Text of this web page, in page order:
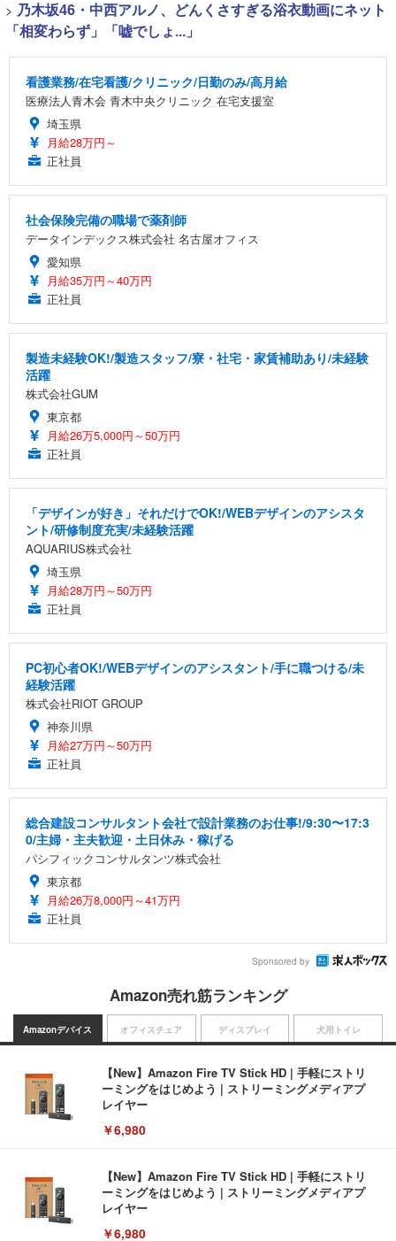
> 乃木坂46・中西アルノ、どんくさすぎる浴衣動画にネット
「相変わらず」「嘘でしょ...」
看護業務/在宅看護/クリニック/日勤のみ/高月給
医療法人青木会 青木中央クリニック 在宅支援室
埼玉県
月給28万円～
正社員
社会保険完備の職場で薬剤師
データインデックス株式会社 名古屋オフィス
愛知県
月給35万円～40万円
正社員
製造未経験OK!/製造スタッフ/寮・社宅・家賃補助あり/未経験
活躍
株式会社GUM
東京都
月給26万5,000円～50万円
正社員
「デザインが好き」それだけでOK!/WEBデザインのアシスタ
ント/研修制度充実/未経験活躍
AQUARIUS株式会社
埼玉県
月給28万円～50万円
正社員
PC初心者OK!/WEBデザインのアシスタント/手に職つける/未
経験活躍
株式会社RIOT GROUP
神奈川県
月給27万円～50万円
正社員
総合建設コンサルタント会社で設計業務のお仕事!/9:30〜17:3
0/主婦・主夫歓迎・土日休み・稼げる
パシフィックコンサルタンツ株式会社
東京都
月給26万8,000円～41万円
正社員
Sponsored by
Amazon売れ筋ランキング
Amazonデバイス
【New】Amazon Fire TV Stick HD | 手軽にストリ
ーミングをはじめよう | ストリーミングメディアプ
レイヤー
￥6,980
【New】Amazon Fire TV Stick HD | 手軽にストリ
ーミングをはじめよう | ストリーミングメディアプ
レイヤー
￥6,980
オフィスチェア ディスプレイ 犬用トイレ